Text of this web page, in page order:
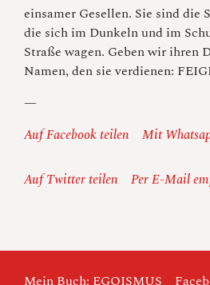
einsamer Gesellen. Sie sind die
die sich im Dunkeln und im
Straße wagen. Geben wir ihren
Namen, den sie verdienen:
—
Auf Facebook teilen
Mit
Auf Twitter teilen Per E-Mail
Mein Buch: EGOISMUS